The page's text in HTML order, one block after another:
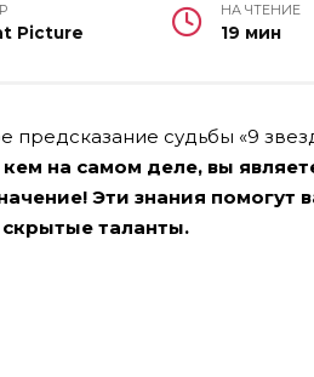
Picture
НА ЧТЕНИЕ
19 мин
предсказание судьбы «9
кем на самом деле, вы
Эти знания помогут
скрытые таланты.